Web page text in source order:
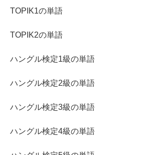
TOPIK1の単語
TOPIK2の単語
ハングル検定1級の単語
ハングル検定2級の単語
ハングル検定3級の単語
ハングル検定4級の単語